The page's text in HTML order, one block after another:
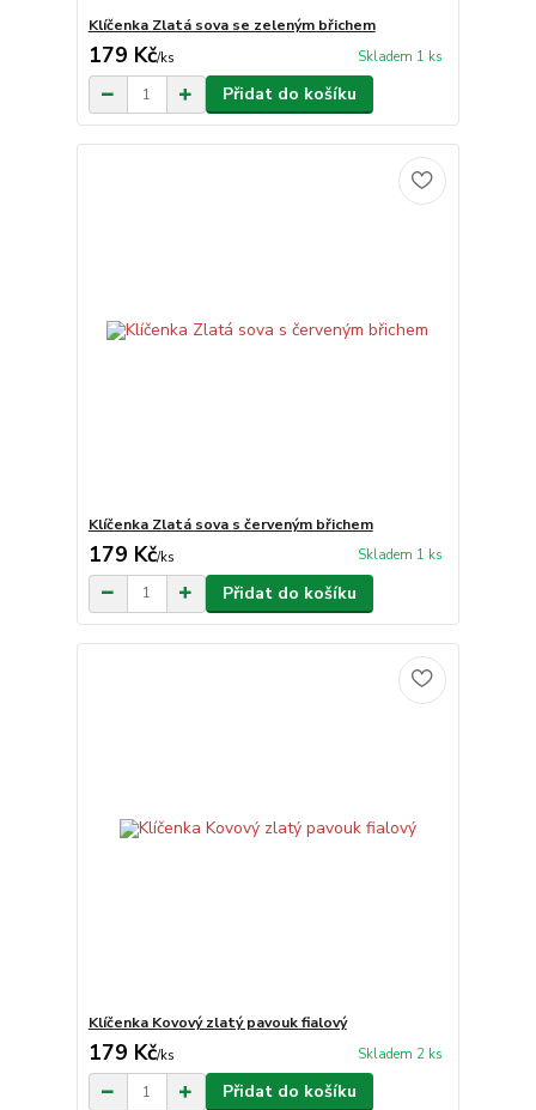
Klíčenka Zlatá sova se zeleným břichem
179 Kč/ks Skladem 1 ks
Přidat do košíku
Klíčenka Zlatá sova s červeným břichem
179 Kč/ks Skladem 1 ks
Přidat do košíku
Klíčenka Kovový zlatý pavouk fialový
179 Kč/ks Skladem 2 ks
Přidat do košíku